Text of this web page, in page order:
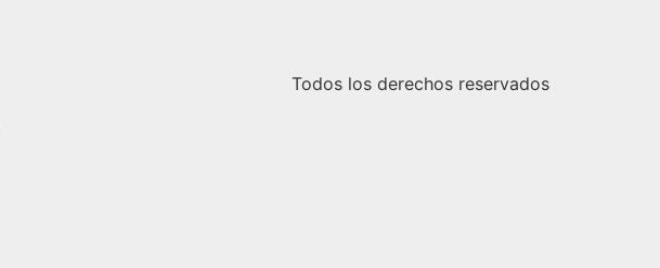
Todos los derechos reservados